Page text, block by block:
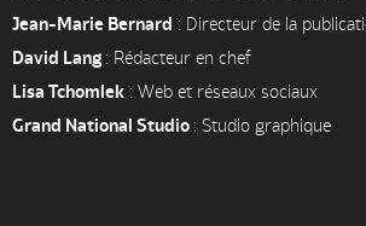
Jean-Marie Bernard : Directeur de la
David Lang : Rédacteur en chef
Lisa Tchomlek : Web et réseaux sociaux
Grand National Studio : Studio graphique